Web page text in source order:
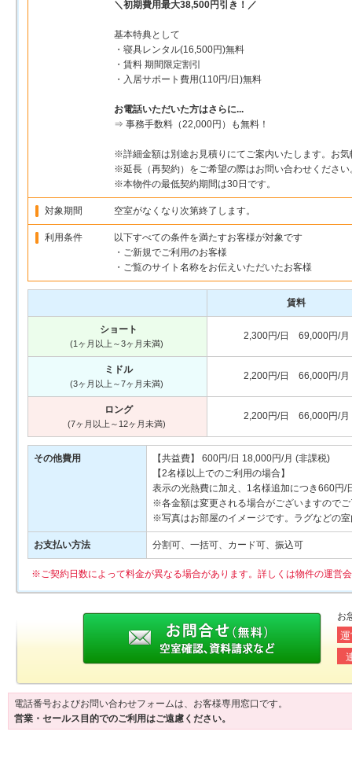
＼初期費用最大38,500円引き！／
基本特典として
・寝具レンタル(16,500円)無料
・賃料 期間限定割引
・入居サポート費用(110円/日)無料
お電話いただいた方はさらに...
⇒ 事務手数料（22,000円）も無料！
※詳細金額は別途お見積りにてご案内いたします。お
※延長（再契約）をご希望の際はお問い合わせください
※本物件の最低契約期間は30日です。
対象期間 空室がなくなり次第終了します。
利用条件
以下すべての条件を満たすお客様が対象です
・ご新規でご利用のお客様
・ご覧のサイト名称をお伝えいただいたお客様
賃料
ショート
(1ヶ月以上～3ヶ月未満)
2,300円/日 69,000円/月
ミドル
(3ヶ月以上～7ヶ月未満)
2,200円/日 66,000円/月
ロング
(7ヶ月以上～12ヶ月未満)
2,200円/日 66,000円/月
その他費用
【共益費】 600円/日 18,000円/月 (非課税)
【2名様以上でのご利用の場合】
表示の光熱費に加え、1名様追加につき660円
※各金額は変更される場合がございますので
※写真はお部屋のイメージです。ラグなどの
お支払い方法 分割可、一括可、カード可、振込可
※ご契約日数によって料金が異なる場合があります。詳しくは物件の運営
お
電話番号およびお問い合わせフォームは、お客様専用窓口です。
営業・セールス目的でのご利用はご遠慮ください。